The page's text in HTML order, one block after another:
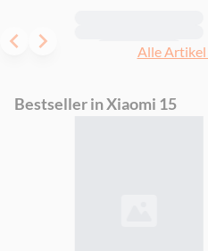
Alle Artikel
Item
12
Bestseller in Xiaomi 15